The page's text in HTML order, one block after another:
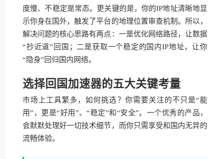
度慢、不稳定是常态。更关键的是，你的IP地址清晰地显
示你身在国外，触发了平台的地理位置审查机制。所以，
解决问题的核心思路有两点：一是优化网络路径，让数据
“抄近道”回国；二是获取一个稳定的国内IP地址，让你
“隐身”回归国内网络。
选择回国加速器的五大关键考量
市场上工具繁多，如何挑选？你需要关注的不只是“能
用”，更是“好用”、“稳定”和“安全”。一个优秀的产品，
会默默处理好一切技术细节，而你只需享受和国内无异的
流畅体验。